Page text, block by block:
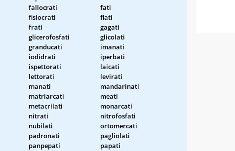
fallocrati
fati
fisiocrati
flati
frati
gagati
glicerofosfati
glicolati
granducati
imanati
iodidrati
iperbati
ispettorati
laicati
lettorati
levirati
manati
mandarinati
matriarcati
meati
metacrilati
monarcati
nitrati
nitrofosfati
nubilati
ortomercati
padronati
pagliolati
panpepati
papati